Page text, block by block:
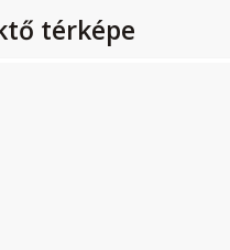
térképe